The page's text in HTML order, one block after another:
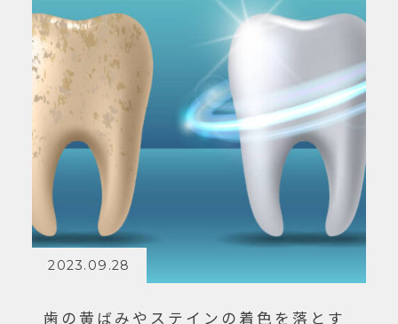
2023.09.28
歯の黄ばみやステインの着色を落とす